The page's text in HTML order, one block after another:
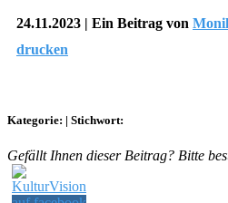
24.11.2023 | Ein Beitrag von
drucken
Kategorie: | Stichwort:
Gefällt Ihnen dieser Beitrag? Bitte